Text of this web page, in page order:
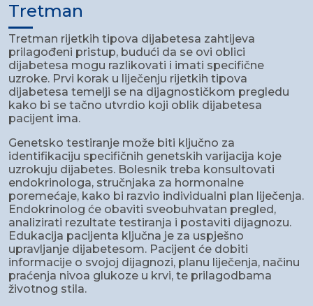
Tretman
Tretman rijetkih tipova dijabetesa zahtijeva
prilagođeni pristup, budući da se ovi oblici
dijabetesa mogu razlikovati i imati specifične
uzroke. Prvi korak u liječenju rijetkih tipova
dijabetesa temelji se na dijagnostičkom pregledu
kako bi se tačno utvrdio koji oblik dijabetesa
pacijent ima.
Genetsko testiranje može biti ključno za
identifikaciju specifičnih genetskih varijacija koje
uzrokuju dijabetes. Bolesnik treba konsultovati
endokrinologa, stručnjaka za hormonalne
poremećaje, kako bi razvio individualni plan liječenja.
Endokrinolog će obaviti sveobuhvatan pregled,
analizirati rezultate testiranja i postaviti dijagnozu.
Edukacija pacijenta ključna je za uspješno
upravljanje dijabetesom. Pacijent će dobiti
informacije o svojoj dijagnozi, planu liječenja, načinu
praćenja nivoa glukoze u krvi, te prilagodbama
životnog stila.